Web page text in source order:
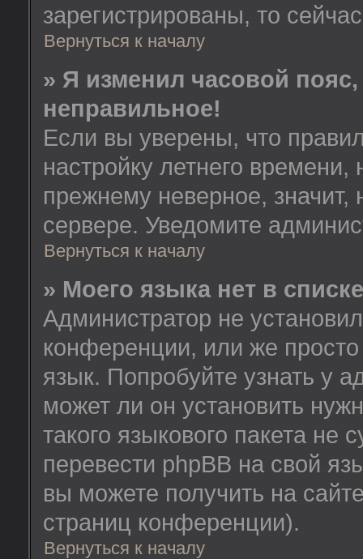
зарегистрированы, то
Вернуться к началу
» Я изменил часовой
неправильное!
Если вы уверены, что
настройку летнего
прежнему неверное,
сервере. Уведомите
Вернуться к началу
» Моего языка нет в
Администратор не
конференции, или же
язык. Попробуйте узнать у
может ли он установить
такого языкового пакета не
перевести phpBB на свой
вы можете получить на
страниц конференции).
Вернуться к началу